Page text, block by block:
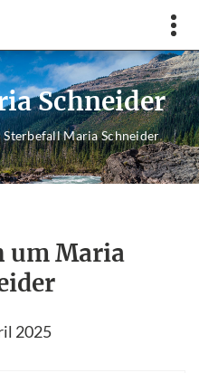
Schneider
Sterbefall Maria Schneider
um Maria
2025